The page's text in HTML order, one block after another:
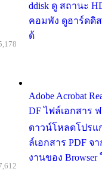
ddisk ดู สถานะ
คอมพัง ดูฮาร์ดดิส
ด้
Adobe Acrobat
DF ไฟล์เอกสาร ฟ
ดาวน์โหลดโปรแก
ล์เอกสาร PDF จ
งานของ